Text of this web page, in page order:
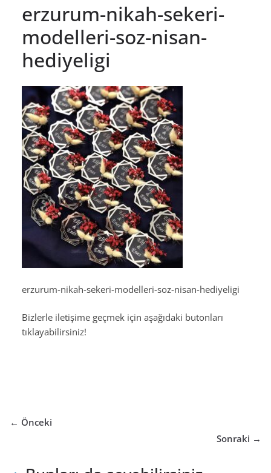
erzurum-nikah-sekeri-
modelleri-soz-nisan-
hediyeligi
erzurum-nikah-sekeri-modelleri-soz-nisan-hediyeligi
Bizlerle iletişime geçmek için aşağıdaki butonları
tıklayabilirsiniz!
← Önceki
Sonraki →